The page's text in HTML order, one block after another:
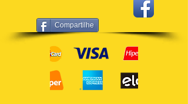
Compartilhe